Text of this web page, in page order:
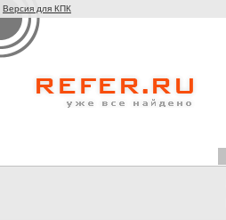
Версия для КПК